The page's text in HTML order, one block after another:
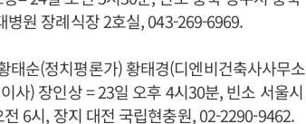
원 장례식장 2호실, 043-269-6969.
순(정치평론가) 황태경(디엔비건축사사무소
사) 장인상 = 23일 오후 4시30분, 빈소 서울시
6시, 장지 대전 국립현충원, 02-2290-9462.